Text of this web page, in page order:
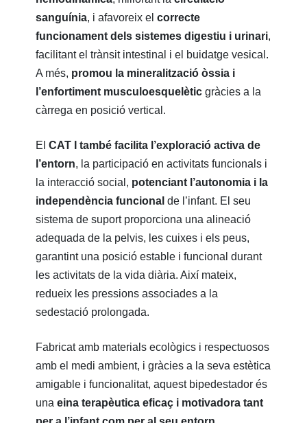
sanguínia, i afavoreix elcorrecte
funcionament dels sistemes digestiu i urinari,
facilitant el trànsit intestinal i el buidatge vesical.
A més, promou la mineralització òssia i
l’enfortiment musculoesquelètic gràcies a la
càrrega en posició vertical.
ElCAT I
també facilita l’exploració activa de
l’entorn, la participació en activitats funcionals i
la interacció social, potenciant l’autonomia i la
independència funcional de l’infant. El seu
sistema de suport proporciona una alineació
adequada de la pelvis, les cuixes i els peus,
garantint una posició estable i funcional durant
les activitats de la vida diària. Així mateix,
redueix les pressions associades a la
sedestació prolongada.
Fabricat amb materials ecològics i respectuosos
amb el medi ambient, i gràcies a la seva estètica
amigable i funcionalitat, aquest bipedestador és
unaeina terapèutica eficaç i motivadora tant